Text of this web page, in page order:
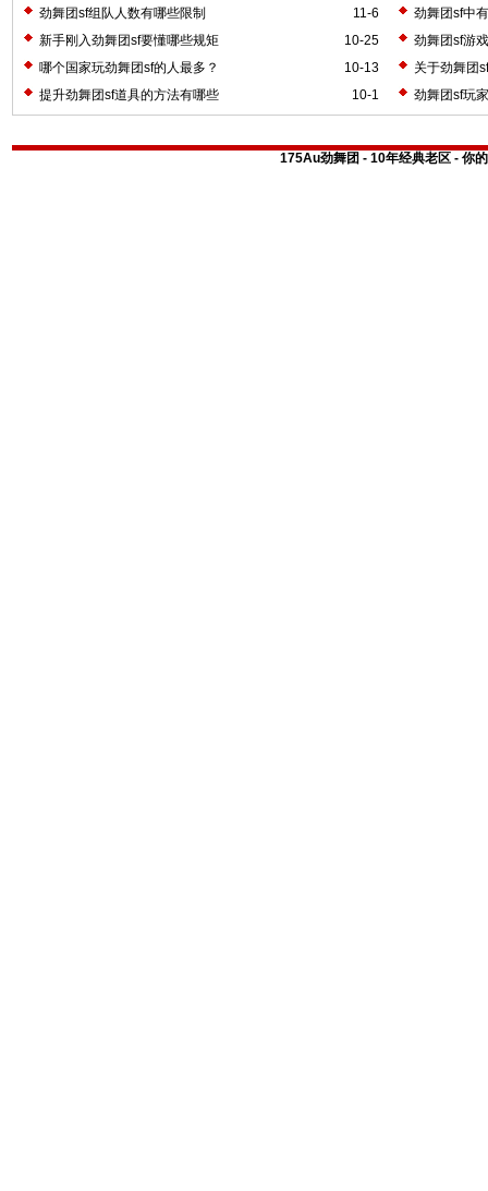
11-6
劲舞团sf组队人数有哪些限制
劲舞团sf中
10-25
新手刚入劲舞团sf要懂哪些规矩
劲舞团sf游
10-13
哪个国家玩劲舞团sf的人最多？
关于劲舞团
10-1
提升劲舞团sf道具的方法有哪些 劲舞团sf玩
175Au劲舞团 - 10年经典老区 - 你